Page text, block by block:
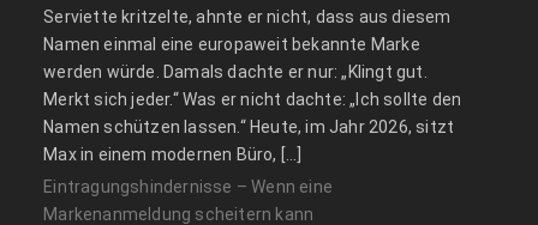
Serviette kritzelte, ahnte er nicht, dass aus diesem
Namen einmal eine europaweit bekannte Marke
werden würde. Damals dachte er nur: „Klingt gut.
Merkt sich jeder.“ Was er nicht dachte: „Ich sollte den
Namen schützen lassen.“ Heute, im Jahr 2026, sitzt
Max in einem modernen Büro, […]
Eintragungshindernisse – Wenn eine
Markenanmeldung scheitern kann